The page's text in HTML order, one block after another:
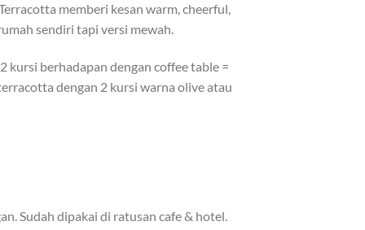
memberi kesan warm, cheerful,
sendiri tapi versi mewah.
kursi berhadapan dengan coffee table =
dengan 2 kursi warna olive atau
Sudah dipakai di ratusan cafe & hotel.